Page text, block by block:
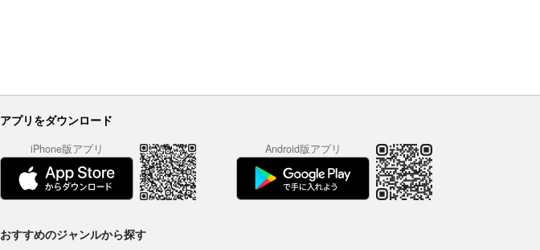
アプリをダウンロード
iPhone版アプリ Android版アプリ
おすすめのジャンルから探す